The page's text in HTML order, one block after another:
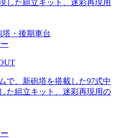
した組立キット、迷彩再現用
・後期車台
で、新砲塔を搭載した97式中
た組立キット、迷彩再現用の